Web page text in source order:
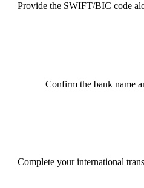
Provide the SWIFT/BIC code
Confirm the bank name
Complete your international